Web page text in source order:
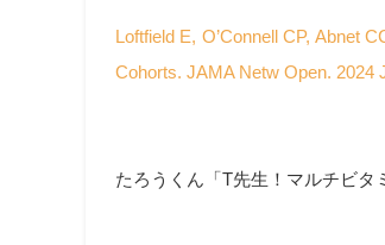
Loftfield E, O’Connell CP, Abnet
Cohorts. JAMA Netw Open. 2024
たろうくん「T先生！マルチビタ